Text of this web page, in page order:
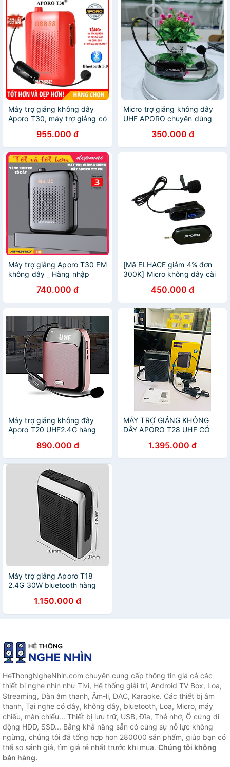
Máy trợ giảng không dây
Aporo T30, máy trợ giảng có
955.000 đ
Micro trợ giảng không dây
UHF APORO chuyên dùng
T9,T20,T21,T30 sóng
UHF....
350.000 đ
Máy trợ giảng Aporo T30 FM
không dây _ Hàng nhập
740.000 đ
[Mã ELHACE giảm 4% đơn
300K] Micro không dây cài
dùng cho loa trợ giảng,
Amaly, loa kéo.
450.000 đ
Máy trợ giảng không đây
Aporo T20 UHF2.4G hàng
890.000 đ
MÁY TRỢ GIẢNG KHÔNG
DÂY APORO T28 UHF CÓ
SUẤT LỚN HÀNG CHÍNH
HÃNG
1.395.000 đ
Máy trợ giảng Aporo T18
2.4G 30W bluetooth hàng
1.150.000 đ
HeThongNgheNhin.com chuyên cung cấp thông tin giá cả các
thiết bị nghe nhìn như Tivi, Hệ thống giải trí, Android TV Box, Loa,
Streaming, Dàn âm thanh, Âm-li, DAC, Karaoke. Các thiết bị âm
thanh, Tai nghe có dây, không dây, bluetooth, Loa, Micro, máy
chiếu, màn chiếu... Thiết bị lưu trữ, USB, Đĩa, Thẻ nhớ, Ổ cứng di
động HDD, SSD... Bằng khả năng sẵn có cùng sự nỗ lực không
ngừng, chúng tôi đã tổng hợp hơn 280000 sản phẩm, giúp bạn có
thể so sánh giá, tìm giá rẻ nhất trước khi mua. Chúng tôi không
bán hàng.